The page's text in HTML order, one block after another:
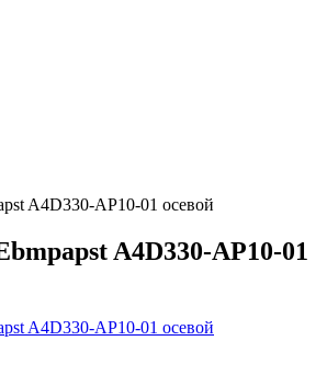
A4D330-AP10-01 осевой
A4D330-AP10-01